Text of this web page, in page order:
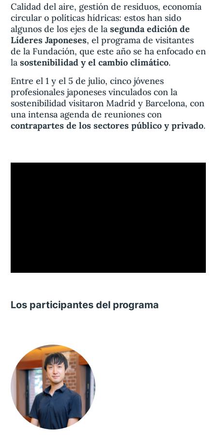
Calidad del aire, gestión de residuos, economía
circular o políticas hídricas: estos han sido
algunos de los ejes de lasegunda edición de
Líderes Japoneses, el programa de visitantes
de la Fundación, que este año se ha enfocado en
lasostenibilidad y el cambio climático.
Entre el 1 y el 5 de julio, cinco jóvenes
profesionales japoneses vinculados con la
sostenibilidad visitaron Madrid y Barcelona, con
una intensa agenda de reuniones con
contrapartes de los sectores público y privado.
Los participantes del programa